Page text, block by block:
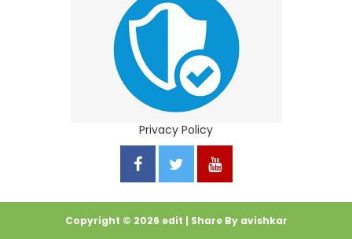
Privacy Policy
Copyright © 2026 edit | Share By avishkar